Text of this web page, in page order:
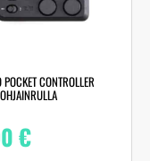
CONTROLLER
€